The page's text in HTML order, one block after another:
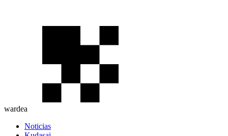
wardea
Noticias